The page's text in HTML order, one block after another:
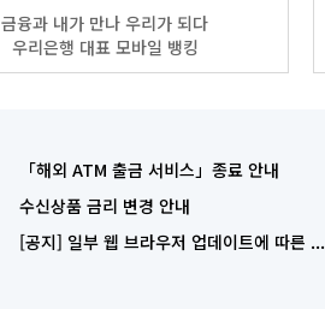
금융과 내가 만나 우리가 되다
우리은행 대표 모바일 뱅킹
「해외 ATM 출금 서비스」종료 안내
수신상품 금리 변경 안내
[공지] 일부 웹 브라우저 업데이트에 따른 ...